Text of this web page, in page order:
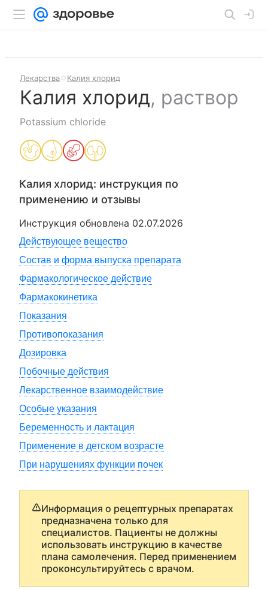
Лекарства Калия хлорид
Калия хлорид, раствор
Potassium chloride
Калия хлорид: инструкция по
применению и отзывы
Инструкция обновлена 02.07.2026
Действующее вещество
Состав и форма выпуска препарата
Фармакологическое действие
Фармакокинетика
Показания
Противопоказания
Дозировка
Побочные действия
Лекарственное взаимодействие
Особые указания
Беременность и лактация
Применение в детском возрасте
При нарушениях функции почек
Информация о рецептурных препаратах
предназначена только для
специалистов. Пациенты не должны
использовать инструкцию в качестве
плана самолечения. Перед применением
проконсультируйтесь с врачом.